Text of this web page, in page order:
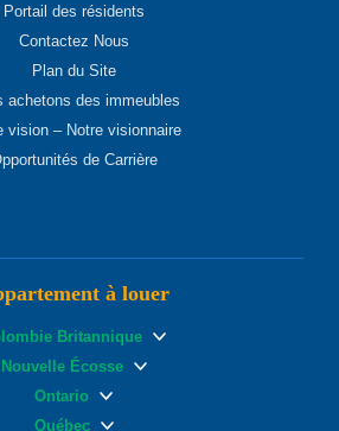
Portail des résidents
Contactez Nous
Plan du Site
achetons des immeubles
vision – Notre visionnaire
de Carrière
à louer
Britannique
Nouvelle Écosse
Ontario
Québec